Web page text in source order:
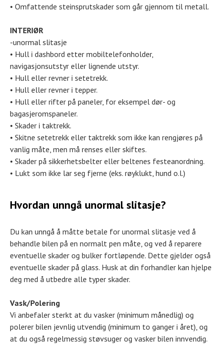
• Omfattende steinsprutskader som går gjennom til metall.
INTERIØR
-unormal slitasje
• Hull i dashbord etter mobiltelefonholder,
navigasjonsutstyr eller lignende utstyr.
• Hull eller revner i setetrekk.
• Hull eller revner i tepper.
• Hull eller rifter på paneler, for eksempel dør- og
bagasjeromspaneler.
• Skader i taktrekk.
• Skitne setetrekk eller taktrekk som ikke kan rengjøres på
vanlig måte, men må renses eller skiftes.
• Skader på sikkerhetsbelter eller beltenes festeanordning.
• Lukt som ikke lar seg fjerne (eks. røyklukt, hund o.l.)
Hvordan unngå unormal slitasje?
Du kan unngå å måtte betale for unormal slitasje ved å
behandle bilen på en normalt pen måte, og ved å reparere
eventuelle skader og bulker fortløpende. Dette gjelder også
eventuelle skader på glass. Husk at din forhandler kan hjelpe
deg med å utbedre alle typer skader.
Vask/Polering
Vi anbefaler sterkt at du vasker (minimum månedlig) og
polerer bilen jevnlig utvendig (minimum to ganger i året), og
at du også regelmessig støvsuger og vasker bilen innvendig.